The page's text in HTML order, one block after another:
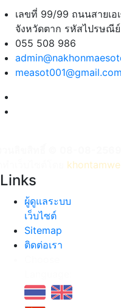
เลขที่ 99/99 ถนนสายเ
จังหวัดตาก รหัสไปรษณีย์
055 508 986
measot001@gmail.com
Links
ผู้ดูแลระบบ
เว็บไซต์
Sitemap
ติดต่อเรา